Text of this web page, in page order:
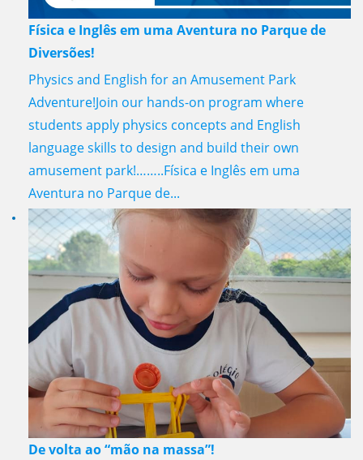
Física e Inglês em uma Aventura no Parque de
Diversões!
Physics and English for an Amusement Park
Adventure!Join our hands-on program where
students apply physics concepts and English
language skills to design and build their own
amusement park!……..Física e Inglês em uma
Aventura no Parque de...
De volta ao “mão na massa”!